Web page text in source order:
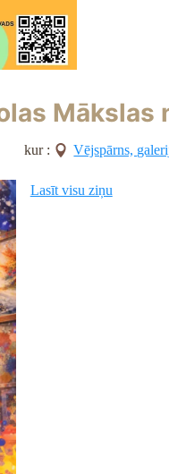
kur : Vējspārns,
Lasīt visu ziņu